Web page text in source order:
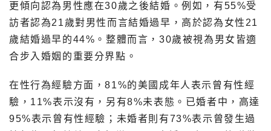
更傾向認為男性應在30歲之後結婚。例如，有55%受
訪者認為21歲對男性而言結婚過早，高於認為女性21
歲結婚過早的44%。整體而言，30歲被視為男女皆適
合步入婚姻的重要分界點。
在性行為經驗方面，81%的美國成年人表示曾有性經
驗，11%表示沒有，另有8%未表態。已婚者中，高達
95%表示曾有性經驗；未婚者則有73%表示曾發生過